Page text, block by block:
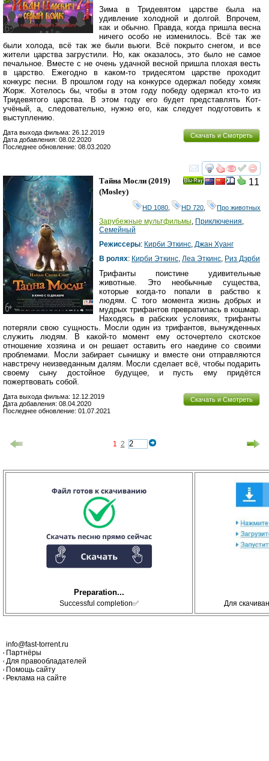
Зима в Тридевятом царстве была на
удивление холодной и долгой. Впрочем,
как и обычно. Правда, когда пришла весна
ничего особо не изменилось. Всё так же
были холода, всё так же были вьюги. Всё покрыто снегом, и все
жители царства загрустили. Но, как оказалось, это было не самое
печальное. Вместе с не очень удачной весной пришла плохая весть
в царство. Ежегодно в каком-то тридесятом царстве проходит
конкурс песни. В прошлом году на конкурсе одержал победу хомяк
Жорж. Хотелось бы, чтобы в этом году победу одержал кто-то из
Тридевятого царства. В этом году его будет представлять Кот-
учёный, а, следовательно, нужно его, как следует подготовить к
выступлению.
Скачать и Смотреть
Дата выхода фильма: 26.12.2019
Дата добавления: 08.02.2020
Последнее обновление: 08.03.2020
смотреть
11
Тайна Мосли (2019)
(Mosley)
HD 1080 HD 720 Про животных
Зарубежные мультфильмы, Приключения,
Семейный
Режиссеры: Кирби Эткинс, Джан Хуанг
В ролях: Кирби Эткинс, Леа Эткинс, Риз Дэрби
Трифанты поистине удивительные
животные. Это необычные существа,
которые когда-то попали в рабство к
людям. С того момента жизнь добрых и
мудрых трифантов превратилась в кошмар.
Находясь в рабских условиях, трифанты
потеряли свою сущность. Мосли один из трифантов, вынужденных
служить людям. В какой-то момент ему осточертело скотское
отношение хозяина и он решает оставить его наедине со своими
проблемами. Мосли забирает сынишку и вместе они отправляются
навстречу неизведанным далям. Мосли сделает всё, чтобы подарить
своему сыну достойное будущее, и пусть ему придётся
пожертвовать собой.
Скачать и Смотреть
Дата выхода фильма: 12.12.2019
Дата добавления: 08.04.2020
Последнее обновление: 01.07.2021
1 2
Preparation...
Successful completion✅ Для
info@fast-torrent.ru
Партнёры
Для правообладателей
Помощь сайту
Реклама на сайте